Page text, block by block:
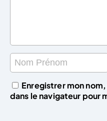
Enregistrer mon
dans le navigateur pour